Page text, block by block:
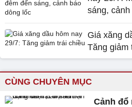
sáng,
Giá xăng
Tăng giảm
CÙNG CHUYÊN MỤC
Cảnh đổ